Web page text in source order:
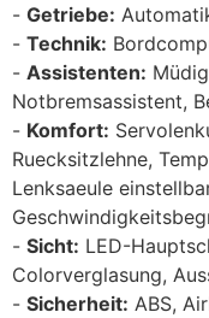
Getriebe:
Technik:
Assistenten:
Notbremsassistent,
Komfort:
Ruecksitzlehne,
Lenksaeule
Sicht: LED-
Colorverglasung,
Sicherheit: ABS,